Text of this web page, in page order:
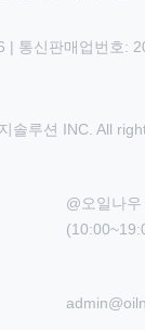
| 통신판매업번호:
솔루션 INC. All
@오일나